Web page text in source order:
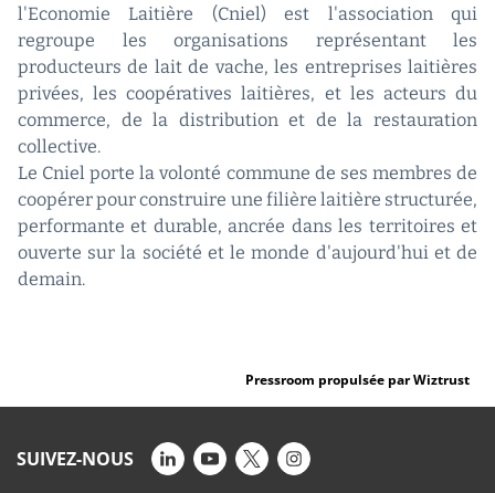
l'Economie Laitière (Cniel) est l'association qui
regroupe les organisations représentant les
producteurs de lait de vache, les entreprises laitières
privées, les coopératives laitières, et les acteurs du
commerce, de la distribution et de la restauration
collective.
Le Cniel porte la volonté commune de ses membres de
coopérer pour construire une filière laitière structurée,
performante et durable, ancrée dans les territoires et
ouverte sur la société et le monde d'aujourd'hui et de
demain.
Pressroom propulsée par Wiztrust
SUIVEZ-NOUS